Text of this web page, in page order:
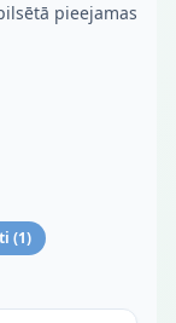
pieejamas
(1)